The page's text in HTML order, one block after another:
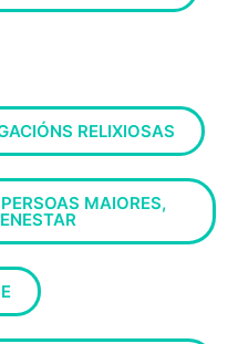
RELIXIOSAS
MAIORES,